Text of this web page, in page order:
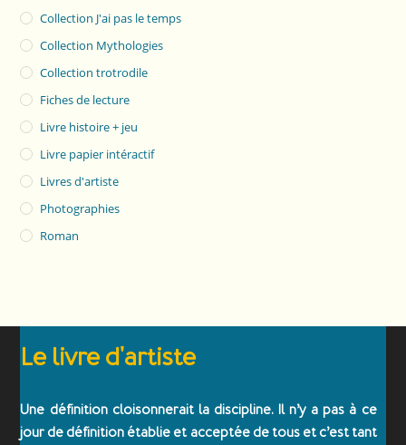
Collection J'ai pas le temps
Collection Mythologies
Collection trotrodile
Fiches de lecture
Livre histoire + jeu
Livre papier intéractif
Livres d'artiste
Photographies
Roman
Le livre d'artiste
Une définition cloisonnerait la discipline. Il n’y a pas à ce
jour de définition établie et acceptée de tous et c’est tant